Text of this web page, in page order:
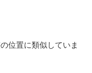
位置に類似していま